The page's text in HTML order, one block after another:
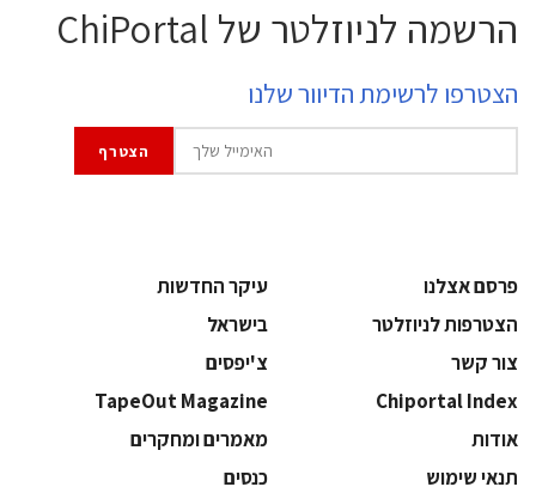
הרשמה לניוזלטר של ChiPortal
הצטרפו לרשימת הדיוור שלנו
פרסם אצלנו
עיקר החדשות
הצטרפות לניוזלטר
בישראל
צור קשר
צ'יפסים
Chiportal Index
TapeOut Magazine
אודות
מאמרים ומחקרים
תנאי שימוש
כנסים